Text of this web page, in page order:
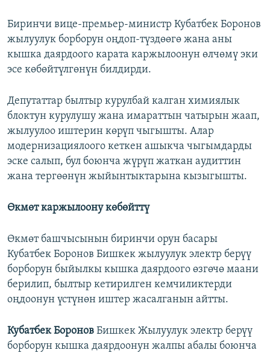
Биринчи вице-премьер-министр Кубатбек Боронов
жылуулук борборун оңдоп-түздөөгө жана аны
кышка даярдоого карата каржылоонун өлчөмү эки
эсе көбөйтүлгөнүн билдирди.
Депутаттар былтыр курулбай калган химиялык
блоктун курулушу жана имараттын чатырын жаап,
жылуулоо иштерин көрүп чыгышты. Алар
модернизациялоого кеткен ашыкча чыгымдарды
эске салып, бул боюнча жүрүп жаткан аудиттин
жана тергөөнүн жыйынтыктарына кызыгышты.
Өкмөт каржылоону көбөйттү
Өкмөт башчысынын биринчи орун басары
Кубатбек Боронов Бишкек жылуулук электр берүү
борборун быйылкы кышка даярдоого өзгөчө маани
берилип, былтыр кетирилген кемчиликтерди
оңдоонун үстүнөн иштер жасалганын айтты.
Кубатбек Боронов Бишкек Жылуулук электр берүү
борборун кышка даярдоонун жалпы абалы боюнча